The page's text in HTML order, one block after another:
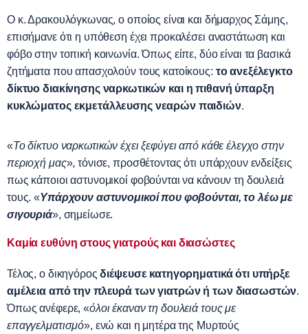
Ο κ. Δρακουλόγκωνας, ο οποίος είναι και δήμαρχος Σάμης,
επισήμανε ότι η υπόθεση έχει προκαλέσει αναστάτωση και
φόβο στην τοπική κοινωνία. Όπως είπε, δύο είναι τα βασικά
ζητήματα που απασχολούν τους κατοίκους: το ανεξέλεγκτο
δίκτυο διακίνησης ναρκωτικών και η πιθανή ύπαρξη
κυκλώματος εκμετάλλευσης νεαρών παιδιών.
«Το δίκτυο ναρκωτικών έχει ξεφύγει από κάθε έλεγχο στην
περιοχή μας», τόνισε, προσθέτοντας ότι υπάρχουν ενδείξεις
πως κάποιοι αστυνομικοί φοβούνται να κάνουν τη δουλειά
τους. «Υπάρχουν αστυνομικοί που φοβούνται, το λέω με
σιγουριά», σημείωσε.
Καμία ευθύνη στους γιατρούς και διασώστες
Τέλος, ο δικηγόρος διέψευσε κατηγορηματικά ότι υπήρξε
αμέλεια από την πλευρά των γιατρών ή των διασωστών.
Όπως ανέφερε, «όλοι έκαναν τη δουλειά τους με
επαγγελματισμό», ενώ και η μητέρα της Μυρτούς